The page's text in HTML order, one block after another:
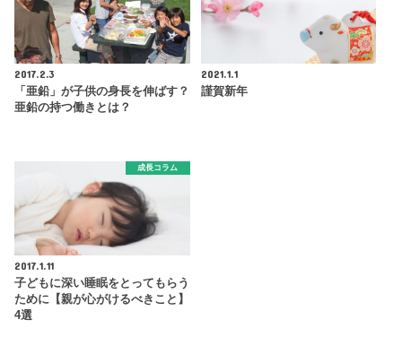
2017.2.3
「亜鉛」が子供の身長を伸ばす？
亜鉛の持つ働きとは？
2021.1.1
謹賀新年
成長コラム
2017.1.11
子どもに深い睡眠をとってもらう
ために【親が心がけるべきこと】
4選